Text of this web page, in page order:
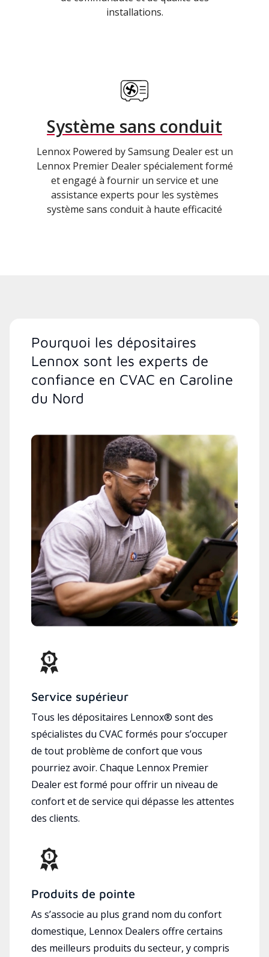
installations.
Système sans conduit
Lennox Powered by Samsung Dealer est un
Lennox Premier Dealer spécialement formé
et engagé à fournir un service et une
assistance experts pour les systèmes
système sans conduit à haute efficacité
Pourquoi les dépositaires
Lennox sont les experts de
confiance en CVAC en Caroline
du Nord
Service supérieur
Tous les dépositaires Lennox® sont des
spécialistes du CVAC formés pour s’occuper
de tout problème de confort que vous
pourriez avoir. Chaque Lennox Premier
Dealer est formé pour offrir un niveau de
confort et de service qui dépasse les attentes
des clients.
Produits de pointe
As s’associe au plus grand nom du confort
domestique, Lennox Dealers offre certains
des meilleurs produits du secteur, y compris